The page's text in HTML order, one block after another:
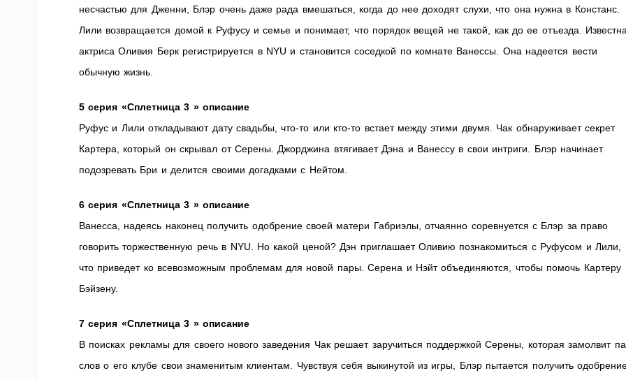
несчастью для Дженни, Блэр очень даже рада вмешаться, когда до нее доходят слухи, что она нужна в Констанс.
Лили возвращается домой к Руфусу и семье и понимает, что порядок вещей не такой, как до ее отъезда.
актриса Оливия Берк регистрируется в NYU и становится соседкой по комнате Ванессы. Она надеется вести
обычную жизнь.
5 серия «Сплетница 3 » описание
Руфус и Лили откладывают дату свадьбы, что-то или кто-то встает между этими двумя. Чак обнаруживает секрет
Картера, который он скрывал от Серены. Джорджина втягивает Дэна и Ванессу в свои интриги. Блэр начинает
подозревать Бри и делится своими догадками с Нейтом.
6 серия «Сплетница 3 » описание
Ванесса, надеясь наконец получить одобрение своей матери Габриэлы, отчаянно соревнуется с Блэр за право
говорить торжественную речь в NYU. Но какой ценой? Дэн приглашает Оливию познакомиться с Руфусом и Лили,
что приведет ко всевозможным проблемам для новой пары. Серена и Нэйт объединяются, чтобы помочь Картеру
Бэйзену.
7 серия «Сплетница 3 » описание
В поисках рекламы для своего нового заведения Чак решает заручиться поддержкой Серены, которая замолвит
слов о его клубе свои знаменитым клиентам. Чувствуя себя выкинутой из игры, Блэр пытается получить